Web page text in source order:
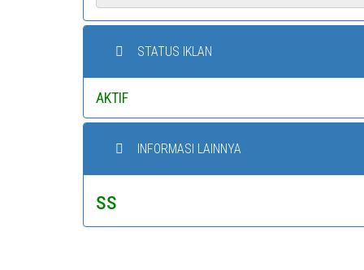
STATUS IKLAN
AKTIF
INFORMASI LAINNYA
ss